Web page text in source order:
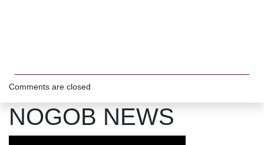
Comments are closed
NOGOB NEWS